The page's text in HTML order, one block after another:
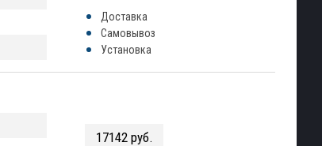
Доставка
Самовывоз
Установка
17142 руб.